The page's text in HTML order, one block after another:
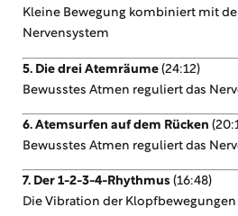
Kleine Bewegung kombiniert mit
Nervensystem
5. Die drei Atemräume (24:12)
Bewusstes Atmen reguliert das
6. Atemsurfen auf dem Rücken
Bewusstes Atmen reguliert das
7. Der 1-2-3-4-Rhythmus (16:48)
Die Vibration der